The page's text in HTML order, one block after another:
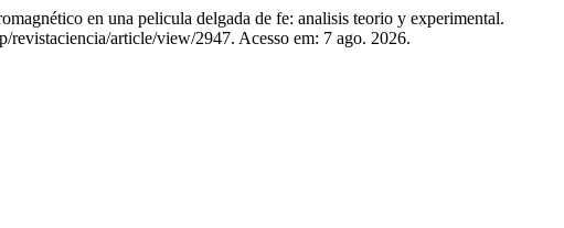
en una pelicula delgada de fe: analisis teorio y experimental.
article/view/2947. Acesso em: 7 ago. 2026.